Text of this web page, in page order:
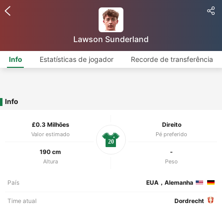
Lawson Sunderland
Info Estatísticas de jogador Recorde de transferência
Info
£0.3 Milhões
Valor estimado
Direito
Pé preferido
190 cm
Altura
-
Peso
20
País EUA，Alemanha
Time atual Dordrecht